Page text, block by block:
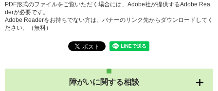
PDF形式のファイルをご覧いただく場合には、Adobe社が提供するAdobe Rea
derが必要です。
Adobe Readerをお持ちでない方は、バナーのリンク先からダウンロードしてく
ださい。（無料）
障がいに関する相談